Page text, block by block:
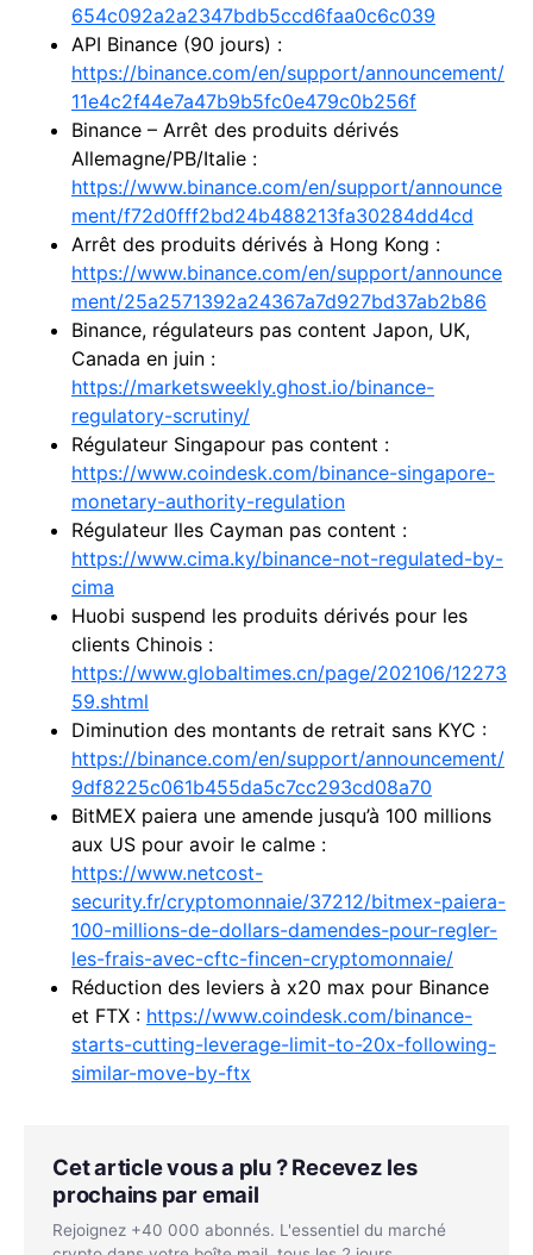
654c092a2a2347bdb5ccd6faa0c6c039
API Binance (90 jours) :
https://binance.com/en/support/announcement/
11e4c2f44e7a47b9b5fc0e479c0b256f
Binance – Arrêt des produits dérivés
Allemagne/PB/Italie :
https://www.binance.com/en/support/announce
ment/f72d0fff2bd24b488213fa30284dd4cd
Arrêt des produits dérivés à Hong Kong :
https://www.binance.com/en/support/announce
ment/25a2571392a24367a7d927bd37ab2b86
Binance, régulateurs pas content Japon, UK,
Canada en juin :
https://marketsweekly.ghost.io/binance-
regulatory-scrutiny/
Régulateur Singapour pas content :
https://www.coindesk.com/binance-singapore-
monetary-authority-regulation
Régulateur Iles Cayman pas content :
https://www.cima.ky/binance-not-regulated-by-
cima
Huobi suspend les produits dérivés pour les
clients Chinois :
https://www.globaltimes.cn/page/202106/12273
59.shtml
Diminution des montants de retrait sans KYC :
https://binance.com/en/support/announcement/
9df8225c061b455da5c7cc293cd08a70
BitMEX paiera une amende jusqu’à 100 millions
aux US pour avoir le calme :
https://www.netcost-
security.fr/cryptomonnaie/37212/bitmex-paiera-
100-millions-de-dollars-damendes-pour-regler-
les-frais-avec-cftc-fincen-cryptomonnaie/
Réduction des leviers à x20 max pour Binance
et FTX : https://www.coindesk.com/binance-
starts-cutting-leverage-limit-to-20x-following-
similar-move-by-ftx
Cet article vous a plu ? Recevez les
prochains par email
Rejoignez +40 000 abonnés. L'essentiel du marché